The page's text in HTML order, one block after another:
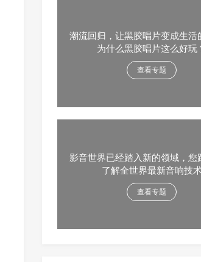
潮流回归，让黑胶唱片变成生活
为什么黑胶唱片这么好玩
查看专题
影音世界已经踏入新的领域，您
了解全世界最新音响技
查看专题